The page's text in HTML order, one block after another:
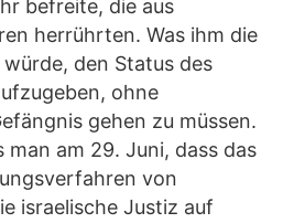
befreite, die aus
herrührten. Was ihm die
den Status des
ohne
gehen zu müssen.
man am 29. Juni, dass das
von
israelische Justiz auf